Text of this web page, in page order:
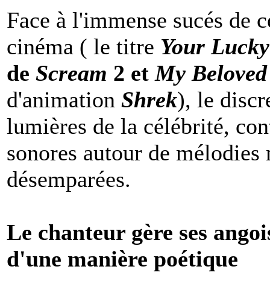
Face à l'immense sucés de
cinéma ( le titre Your
de Scream 2 etMy
d'animation Shrek), le
lumières de la célébrité,
sonores autour de
désemparées.
Le chanteur gère ses
d'une manière poétique